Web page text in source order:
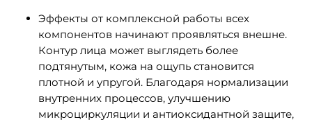
Эффекты от комплексной работы всех
компонентов начинают проявляться внешне.
Контур лица может выглядеть более
подтянутым, кожа на ощупь становится
плотной и упругой. Благодаря нормализации
внутренних процессов, улучшению
микроциркуляции и антиоксидантной защите,